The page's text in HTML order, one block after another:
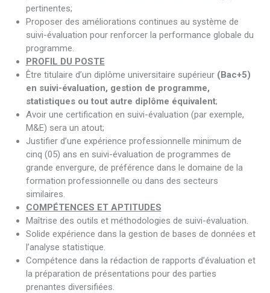
pertinentes;
Proposer des améliorations continues au système de
suivi-évaluation pour renforcer la performance globale du
programme.
PROFIL DU POSTE
Être titulaire d’un diplôme universitaire supérieur (Bac+5)
en suivi-évaluation, gestion de programme,
statistiques ou tout autre diplôme équivalent;
Avoir une certification en suivi-évaluation (par exemple,
M&E) sera un atout;
Justifier d’une expérience professionnelle minimum de
cinq (05) ans en suivi-évaluation de programmes de
grande envergure, de préférence dans le domaine de la
formation professionnelle ou dans des secteurs
similaires.
COMPÉTENCES ET APTITUDES
Maîtrise des outils et méthodologies de suivi-évaluation.
Solide expérience dans la gestion de bases de données et
l’analyse statistique.
Compétence dans la rédaction de rapports d’évaluation et
la préparation de présentations pour des parties
prenantes diversifiées.